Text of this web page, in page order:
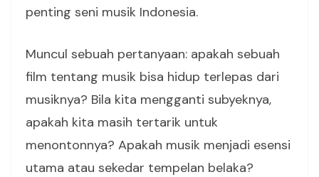
penting seni musik Indonesia.
Muncul sebuah pertanyaan: apakah sebuah
film tentang musik bisa hidup terlepas dari
musiknya? Bila kita mengganti subyeknya,
apakah kita masih tertarik untuk
menontonnya? Apakah musik menjadi esensi
utama atau sekedar tempelan belaka?